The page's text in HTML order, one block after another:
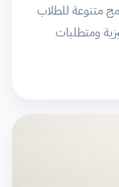
(تأسست 1963) تقدم برامج متنوعة للطلاب
ومتطلبات